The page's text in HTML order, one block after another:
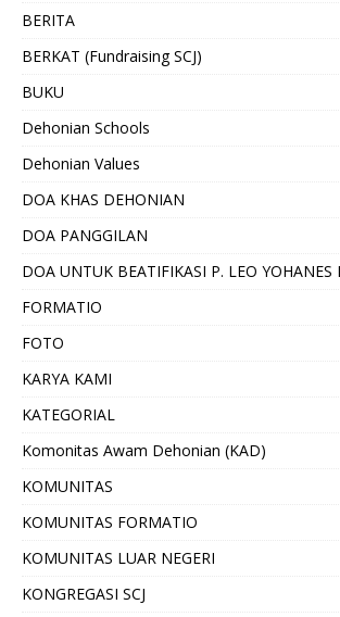
BERITA
BERKAT (Fundraising SCJ)
BUKU
Dehonian Schools
Dehonian Values
DOA KHAS DEHONIAN
DOA PANGGILAN
DOA UNTUK BEATIFIKASI P. LEO YOHANES
FORMATIO
FOTO
KARYA KAMI
KATEGORIAL
Komonitas Awam Dehonian (KAD)
KOMUNITAS
KOMUNITAS FORMATIO
KOMUNITAS LUAR NEGERI
KONGREGASI SCJ